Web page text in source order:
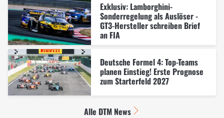
Exklusiv: Lamborghini-
Sonderregelung als Auslöser -
GT3-Hersteller schreiben Brief
an FIA
Deutsche Formel 4: Top-Teams
planen Einstieg! Erste Prognose
zum Starterfeld 2027
Alle DTM News